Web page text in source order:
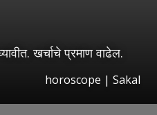
खर्चाचे प्रमाण वाढेल.
horoscope | Sakal